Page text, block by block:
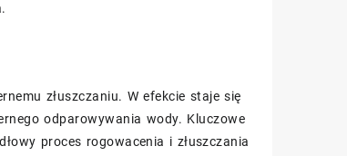
złuszczaniu. W efekcie staje się
odparowywania wody. Kluczowe
proces rogowacenia i złuszczania